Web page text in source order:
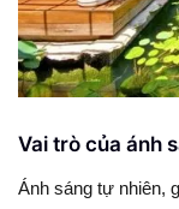
Vai trò của ánh
Ánh sáng tự nhiên,